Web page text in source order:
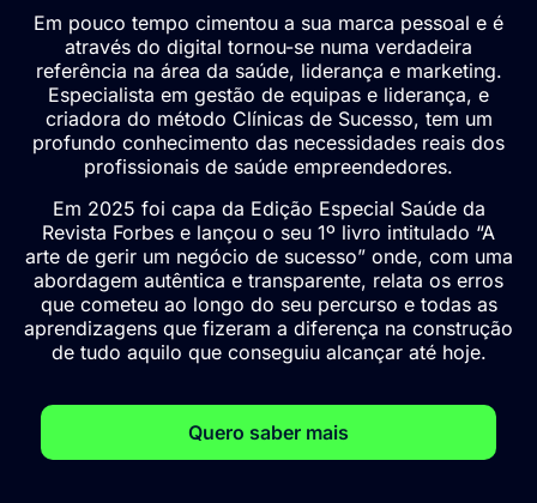
Em pouco tempo cimentou a sua marca pessoal e é
através do digital tornou-se numa verdadeira
referência na área da saúde, liderança e marketing.
Especialista em gestão de equipas e liderança, e
criadora do método Clínicas de Sucesso, tem um
profundo conhecimento das necessidades reais dos
profissionais de saúde empreendedores.
Em 2025 foi capa da Edição Especial Saúde da
Revista Forbes e lançou o seu 1º livro intitulado “A
arte de gerir um negócio de sucesso” onde, com uma
abordagem autêntica e transparente, relata os erros
que cometeu ao longo do seu percurso e todas as
aprendizagens que fizeram a diferença na construção
de tudo aquilo que conseguiu alcançar até hoje.
Quero saber mais